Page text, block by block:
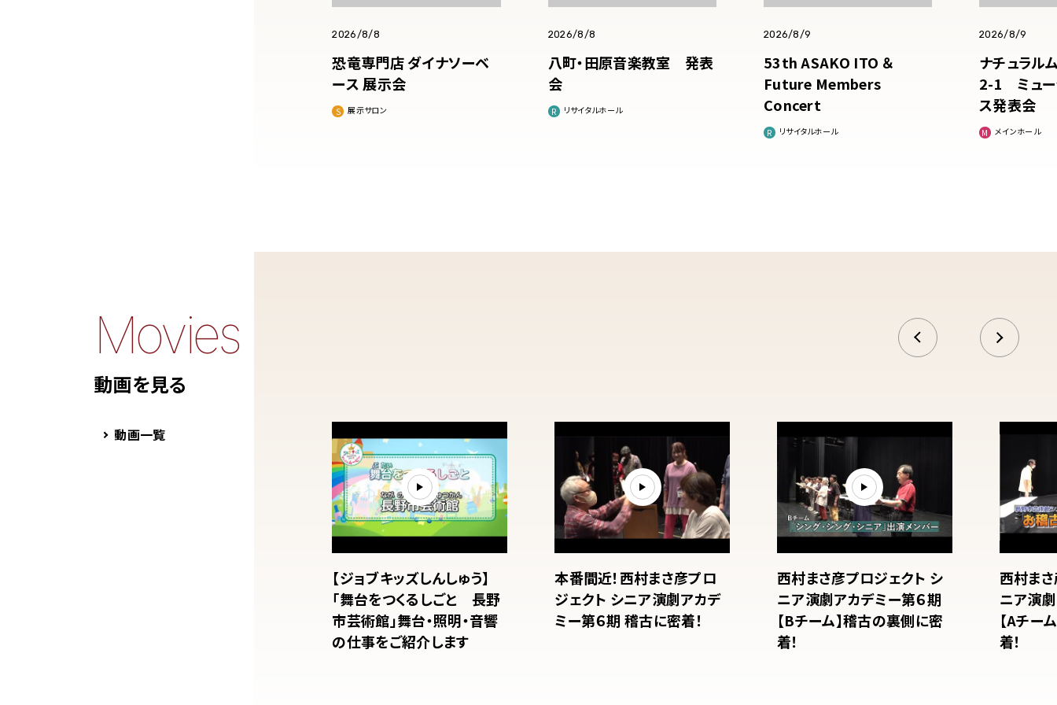
2026/8/8
恐竜専門店 ダイナソーベ
ース 展示会
展示サロン
2026/8/8
八町・田原音楽教室 発表
会
リサイタルホール
2026/8/9
53th ASAKO ITO ＆
Future Members
Concert
リサイタルホール
2026/8/9
ナチュラル
2-1 ミュー
ス発表会
メインホール
Movies
動画を見る
動画一覧
【ジョブキッズしんしゅう】
「舞台をつくるしごと 長野
市芸術館」舞台・照明・音響
の仕事をご紹介します
本番間近！西村まさ彦プロ
ジェクト シニア演劇アカデ
ミー第６期 稽古に密着！
西村まさ彦プロジェクト シ
ニア演劇アカデミー第６期
【Bチーム】稽古の裏側に密
着！
西村ま
ニア演
【Aチー
着！
前へ 次へ